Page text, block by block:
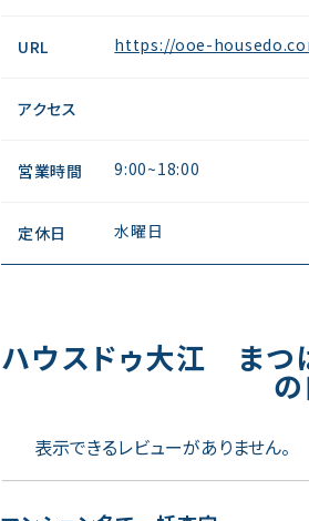
URL https://ooe-
アクセス
営業時間 9:00~18:00
定休日 水曜日
ハウスドゥ大江 まつ
表示できるレビューがありません。